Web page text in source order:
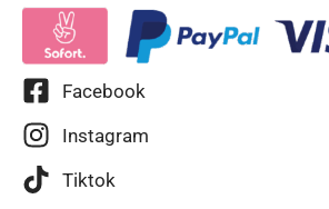
Facebook
Instagram
Tiktok